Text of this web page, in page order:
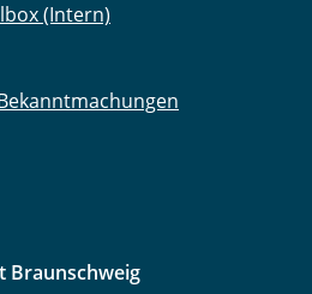
(Intern)
Braunschweig